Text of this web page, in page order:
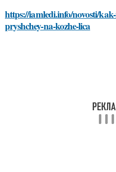
https://iamledi.info/novosti/
pryshchey-na-kozhe-lica